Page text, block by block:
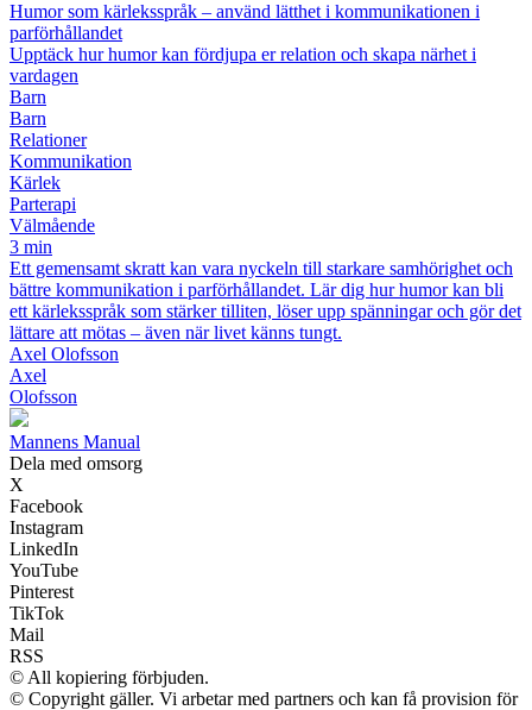
Humor som kärleksspråk – använd lätthet i kommunikationen i
parförhållandet
Upptäck hur humor kan fördjupa er relation och skapa närhet i
vardagen
Barn
Barn
Relationer
Kommunikation
Kärlek
Parterapi
Välmående
3 min
Ett gemensamt skratt kan vara nyckeln till starkare samhörighet och
bättre kommunikation i parförhållandet. Lär dig hur humor kan bli
ett kärleksspråk som stärker tilliten, löser upp spänningar och gör det
lättare att mötas – även när livet känns tungt.
Axel Olofsson
Axel
Olofsson
Mannens Manual
Dela med omsorg
X
Facebook
Instagram
LinkedIn
YouTube
Pinterest
TikTok
Mail
RSS
© All kopiering förbjuden.
© Copyright gäller. Vi arbetar med partners och kan få provision för